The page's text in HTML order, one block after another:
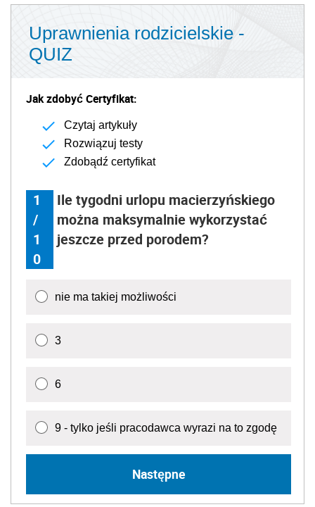
Uprawnienia rodzicielskie -
QUIZ
Jak zdobyć Certyfikat:
Czytaj artykuły
Rozwiązuj testy
Zdobądź certyfikat
1
/
1
0
Ile tygodni urlopu macierzyńskiego
można maksymalnie wykorzystać
jeszcze przed porodem?
nie ma takiej możliwości
3
6
9 - tylko jeśli pracodawca wyrazi na to zgodę
Następne